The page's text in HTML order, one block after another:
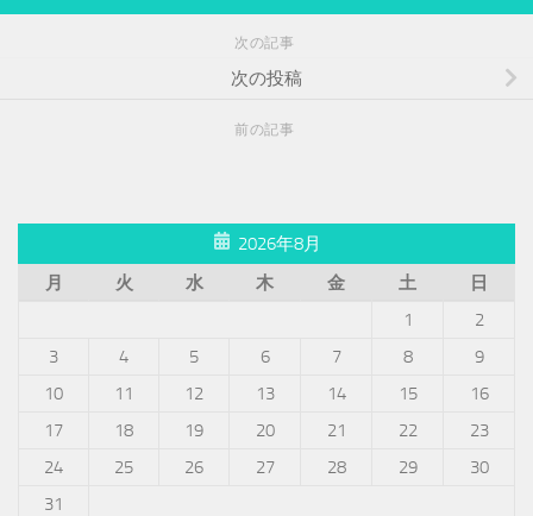
次の記事
次の投稿
前の記事
2026年8月
月
火 水 木 金 土
日
1
2
3
4 5 6 7 8
9
10
11 12 13 14 15
16
17
18 19 20 21 22
23
24
25 26 27 28 29
30
31